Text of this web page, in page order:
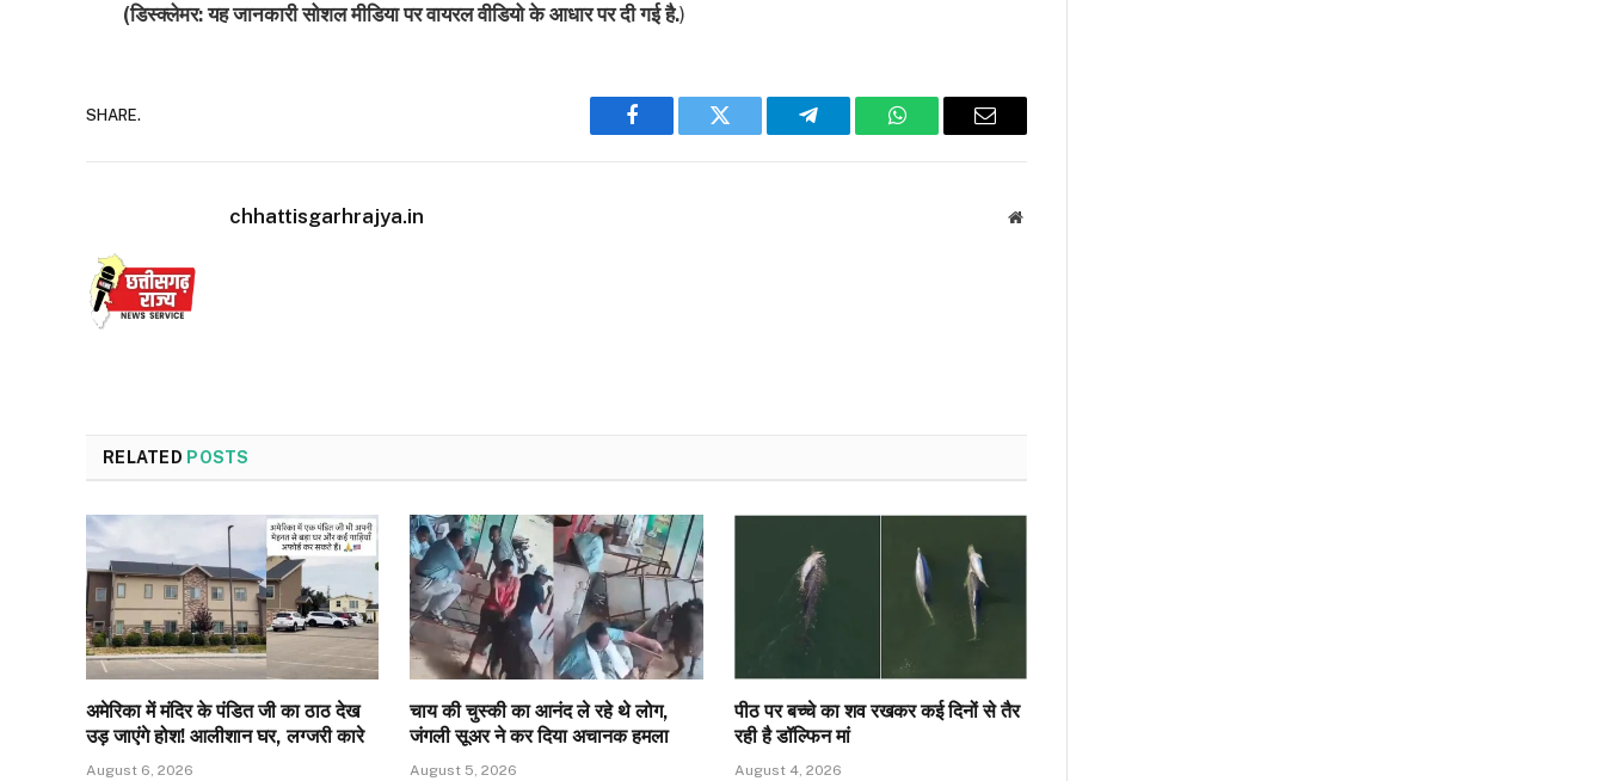
(डिस्क्लेमर: यह जानकारी सोशल मीडिया पर वायरल वीडियो के आधार पर दी गई है.)
SHARE.
Facebook Twitter Telegram WhatsAppEmail
chhattisgarhrajya.in Website
RELATED POSTS
अमेरिका में मंदिर के पंडित जी का ठाठ देख
उड़ जाएंगे होश! आलीशान घर, लग्जरी कारे
August 6, 2026
चाय की चुस्की का आनंद ले रहे थे लोग,
जंगली सूअर ने कर दिया अचानक हमला
August 5, 2026
पीठ पर बच्चे का शव रखकर कई दिनों से तैर
रही है डॉल्फिन मां
August 4, 2026